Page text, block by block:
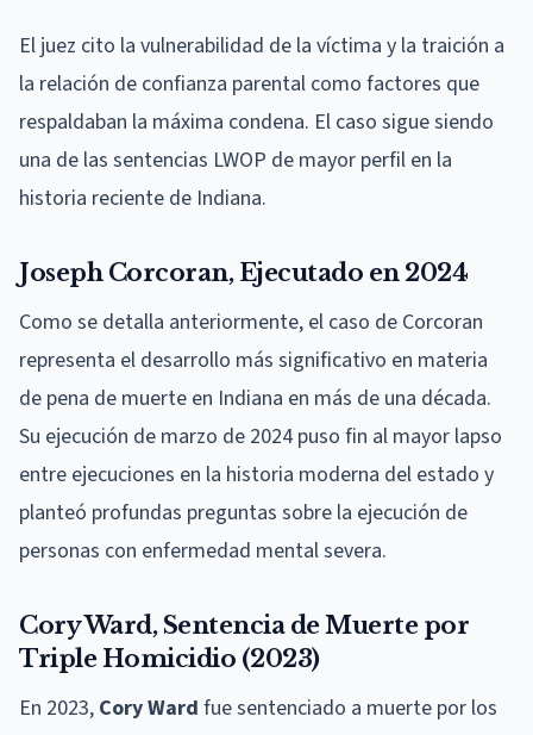
El juez cito la vulnerabilidad de la víctima y la traición a
la relación de confianza parental como factores que
respaldaban la máxima condena. El caso sigue siendo
una de las sentencias LWOP de mayor perfil en la
historia reciente de Indiana.
Joseph Corcoran, Ejecutado en 2024
Como se detalla anteriormente, el caso de Corcoran
representa el desarrollo más significativo en materia
de pena de muerte en Indiana en más de una década.
Su ejecución de marzo de 2024 puso fin al mayor lapso
entre ejecuciones en la historia moderna del estado y
planteó profundas preguntas sobre la ejecución de
personas con enfermedad mental severa.
Cory Ward, Sentencia de Muerte por
Triple Homicidio (2023)
En 2023, Cory Ward fue sentenciado a muerte por los